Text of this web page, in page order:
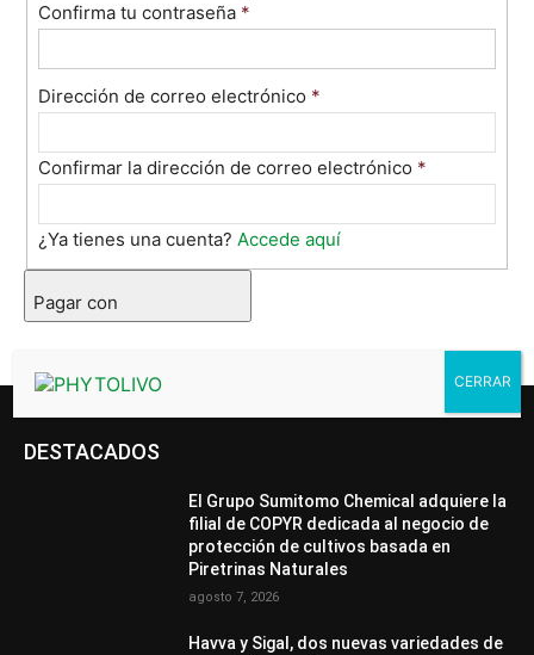
Confirma tu contraseña *
Dirección de correo electrónico *
Confirmar la dirección de correo electrónico *
¿Ya tienes una cuenta?Accede aquí
Pagar con
DESTACADOS
El Grupo Sumitomo Chemical adquiere la
filial de COPYR dedicada al negocio de
protección de cultivos basada en
Piretrinas Naturales
agosto 7, 2026
Havva y Sigal, dos nuevas variedades de